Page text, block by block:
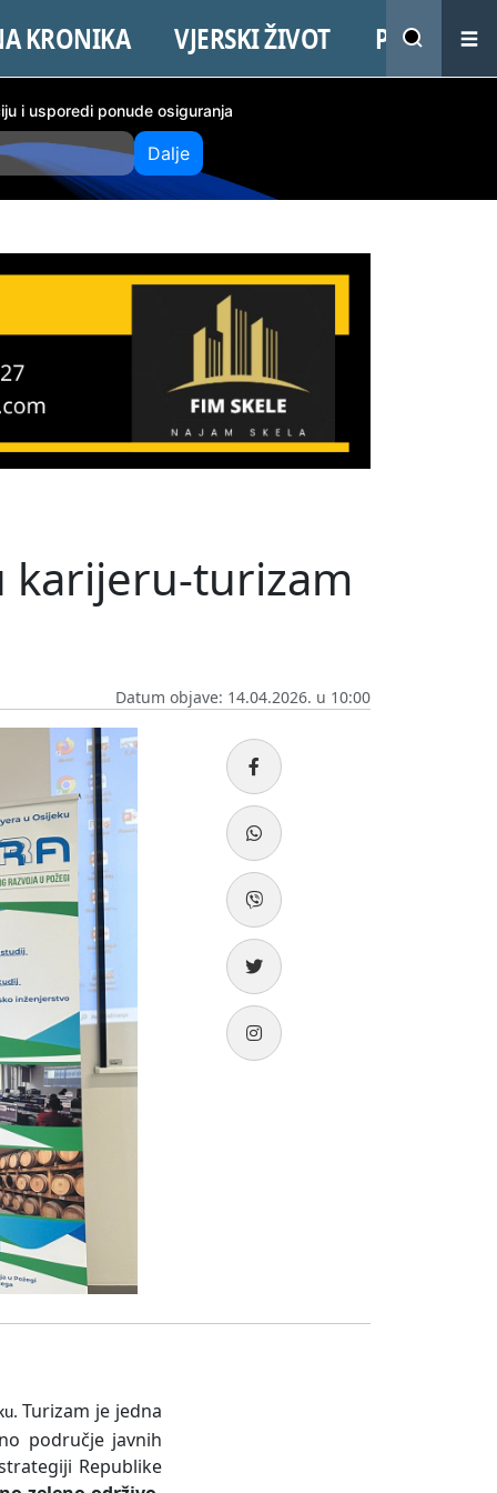
KRONIKA VJERSKI ŽIVOT PROMO
i usporedi ponude osiguranja
Dalje
karijeru-turizam
Datum objave: 14.04.2026. u 10:00
Turizam je jedna
područje javnih
Republike